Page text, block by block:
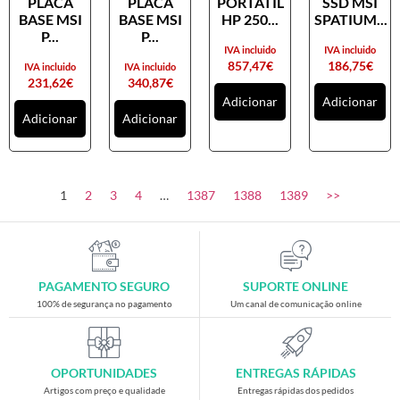
Placas gráficas
SAIS
Ventoínhas
Computadores
All-in-One
Gaming
Acessórios gaming
Cadeiras gaming
Merchandising
BASE MSI
P...
231,62€
IVA incluido
Adicionar
BASE MSI
P...
340,87€
IVA incluido
Adicionar
HP 250...
857,47€
IVA incluido
Adicionar
SPATIUM...
186,75€
IVA incluido
Adicionar
1 2 3 4 … 1387 1388 1389 >>
PAGAMENTO SEGURO
100% de segurança no pagamento
SUPORTE ONLINE
Um canal de comunicação online
OPORTUNIDADES
Artigos com preço e qualidade
ENTREGAS RÁPIDAS
Entregas rápidas dos pedidos